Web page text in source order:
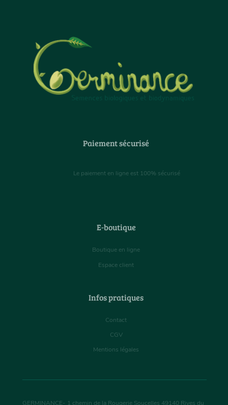
Paiement sécurisé
Le paiement en ligne est 100% sécurisé
E-boutique
Boutique en ligne
Espace client
Infos pratiques
Contact
CGV
Mentions légales
GERMINANCE- 1 chemin de la Rougerie Soucelles 49140 Rives du